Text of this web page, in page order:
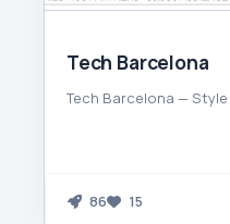
Tech Barcelona
Tech Barcelona —
86 15